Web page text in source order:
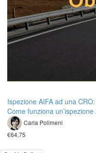
Ispezione AIFA ad una
Come funziona
Carla Polimeni
€64,75